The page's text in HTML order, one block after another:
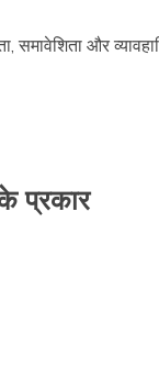
समावेशिता और
प्रकार